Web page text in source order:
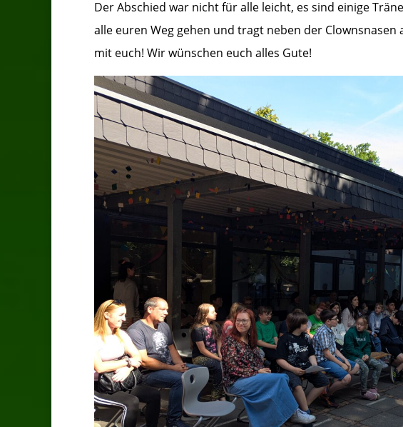
Der Abschied war nicht für alle leicht, es sind einige
alle euren Weg gehen und tragt neben der
mit euch! Wir wünschen euch alles Gute!